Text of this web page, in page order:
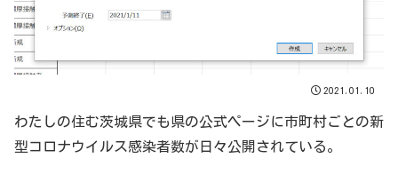
2021.01.10
わたしの住む茨城県でも県の公式ページに市町村ごとの新
型コロナウイルス感染者数が日々公開されている。